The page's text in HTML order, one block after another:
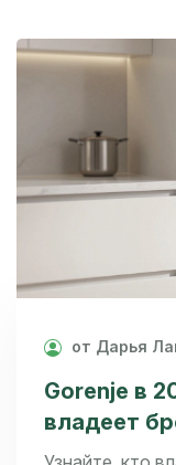
от Дарья
Gorenje в
владеет
покупать